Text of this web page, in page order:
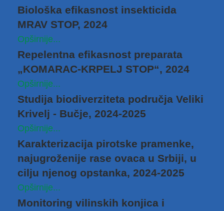
Biološka efikasnost insekticida
MRAV STOP, 2024
Opširnije...
Repelentna efikasnost preparata
„KOMARAC-KRPELJ STOP“, 2024
Opširnije...
Studija biodiverziteta područja Veliki
Krivelj ‑ Bučje, 2024-2025
Opširnije...
Karakterizacija pirotske pramenke,
najugroženije rase ovaca u Srbiji, u
cilju njenog opstanka, 2024-2025
Opširnije...
Monitoring vilinskih konjica i